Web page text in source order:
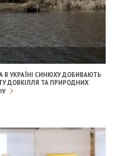
В УКРАЇНІ СИНЮХУ ДОБИВАЮТЬ
ДОВКІЛЛЯ ТА ПРИРОДНИХ